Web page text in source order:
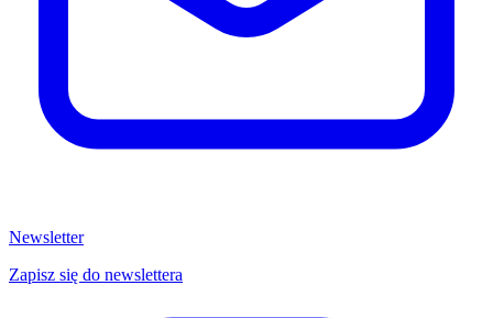
Newsletter
Zapisz się do newslettera